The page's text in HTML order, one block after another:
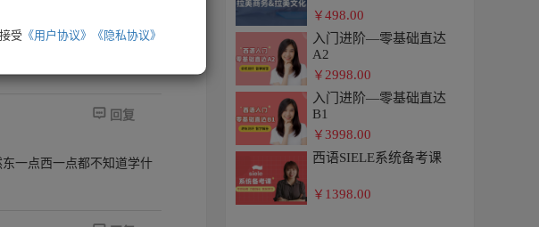
 回复
一点西一点都不知道学什
￥498.00
入门进阶—零基础直达
A2
￥ 2998.00
入门进阶—零基础直达
B1
￥3998.00
西语SIELE系统备考课
￥ 1398.00
受 《用户协议》 《隐私协议》